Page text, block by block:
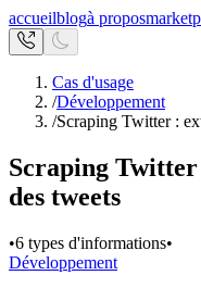
accueilblogà propos
Cas d'usage
/Développement
/Scraping Twitter :
Scraping
des tweets
•6 types d'informations•
Développement